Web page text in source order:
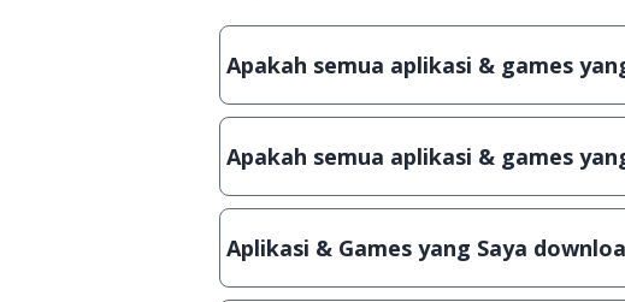
Apakah semua aplikasi & games
Ya, JalanTikus hanya membagikan
Apakah semua aplikasi & games
Ya, JalanTikus selalu melakukan
Aplikasi & Games yang Saya
Meskipun dibagikan secara gratis, namun